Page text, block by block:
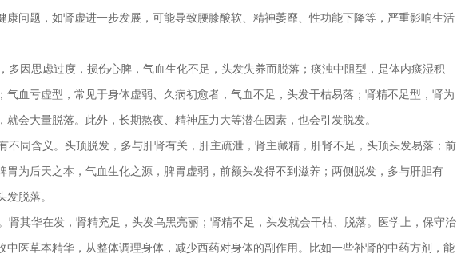
康问题，如肾虚进一步发展，可能导致腰膝酸软、精神萎靡、性功能下降等，严重影响生活
多因思虑过度，损伤心脾，气血生化不足，头发失养而脱落；痰浊中阻型，是体内痰湿积
气血亏虚型，常见于身体虚弱、久病初愈者，气血不足，头发干枯易落；肾精不足型，肾为
会大量脱落。此外，长期熬夜、精神压力大等潜在因素，也会引发脱发。
不同含义。头顶脱发，多与肝肾有关，肝主疏泄，肾主藏精，肝肾不足，头顶头发易落；前
胃为后天之本，气血生化之源，脾胃虚弱，前额头发得不到滋养；两侧脱发，多与肝胆有
脱落。
肾其华在发，肾精充足，头发乌黑亮丽；肾精不足，头发就会干枯、脱落。医学上，保守治
中医草本精华，从整体调理身体，减少西药对身体的副作用。比如一些补肾的中药方剂，能